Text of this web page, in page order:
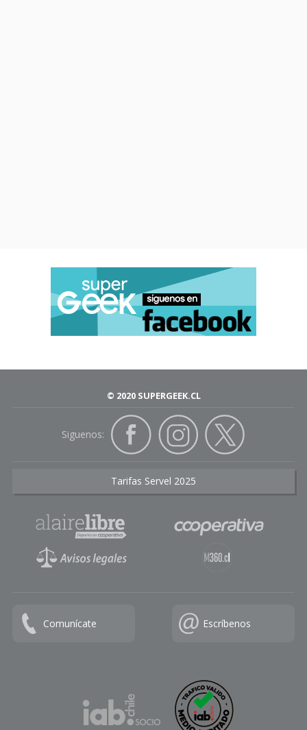
© 2020 SUPERGEEK.CL
Siguenos:
Tarifas Servel 2025
Comunícate Escríbenos